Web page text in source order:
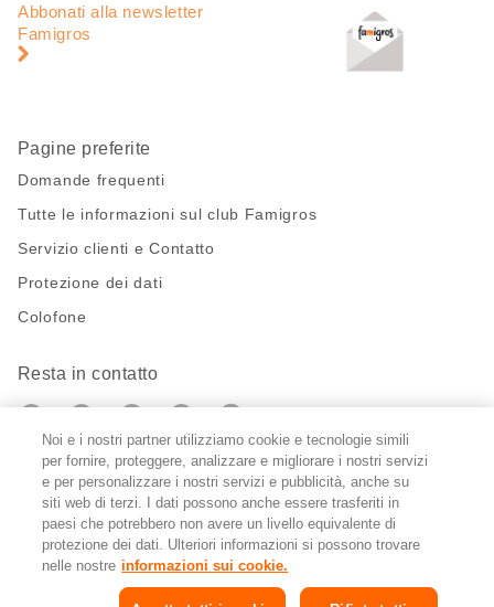
pagina
pagina
Abbonati alla newsletter
Famigros
Pagine preferite
Domande frequenti
Tutte le informazioni sul club Famigros
Servizio clienti e Contatto
Protezione dei dati
Colofone
Resta in contatto
https://twitter.com/migros?
https://www.youtube.com/user/
PinterestInstagram
Impostazioni cookie
FR IT
Noi e i nostri partner utilizziamo cookie e tecnologie simili
per fornire, proteggere, analizzare e migliorare i nostri servizi
e per personalizzare i nostri servizi e pubblicità, anche su
siti web di terzi. I dati possono anche essere trasferiti in
paesi che potrebbero non avere un livello equivalente di
protezione dei dati. Ulteriori informazioni si possono trovare
nelle nostre informazioni sui cookie.